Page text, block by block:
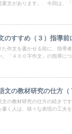
案文があります。 今回は、
のすすめ（３）指導前
た作文を書かせる前に、指導
。「４００字作文」の指導につ
文の教材研究の仕方（
文の教材研究の仕方の続きで
書く人は、様々な表現の工夫を